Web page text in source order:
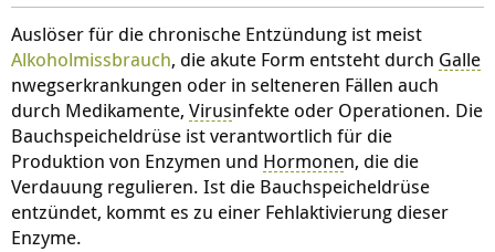
Auslöser für die chronische Entzündung ist meist
Alkoholmissbrauch, die akute Form entsteht durch Galle
nwegserkrankungen oder in selteneren Fällen auch
durch Medikamente, Virusinfekte oder Operationen. Die
Bauchspeicheldrüse ist verantwortlich für die
Produktion von Enzymen und Hormonen, die die
Verdauung regulieren. Ist die Bauchspeicheldrüse
entzündet, kommt es zu einer Fehlaktivierung dieser
Enzyme.